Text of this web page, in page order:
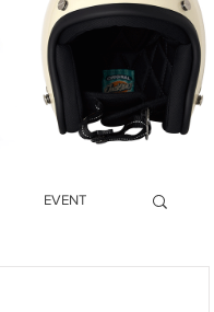
EVENT